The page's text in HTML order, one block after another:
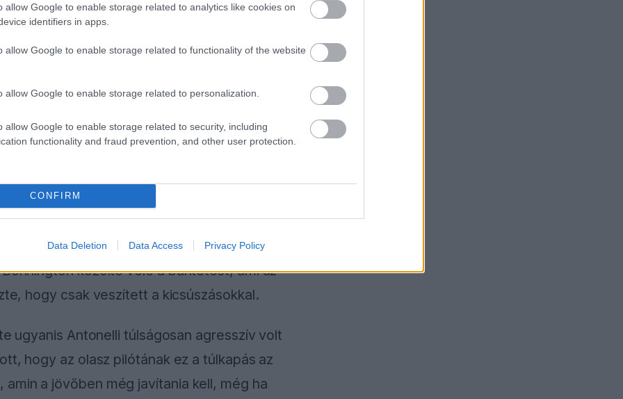
allow Google to enable storage related to analytics like cookies on
identifiers in apps.
allow Google to enable storage related to functionality of the website
allow Google to enable storage related to personalization.
allow Google to enable storage related to security, including
functionality and fraud prevention, and other user protection.
CONFIRM
Data Deletion Data Access Privacy Policy
ellen. Amikor Charles Leclerc-t
átvágta a kanyarokat, hogy gyorsabb
lecsúszott az ívről, ráadásul többet kellett
a csapatnak van alapja a
– magyarázta Palmer.
Palmer csak annyit mondott, hogy ez
egyetértett. Antonelli végül a 9. helyre
megpördült, majd kiesett. A biztonsági
közölte vele a büntetést, ami az
hogy csak veszített a kicsúszásokkal.
ugyanis Antonelli túlságosan agresszív volt
hogy az olasz pilótának ez a túlkapás az
a jövőben még javítania kell, még ha